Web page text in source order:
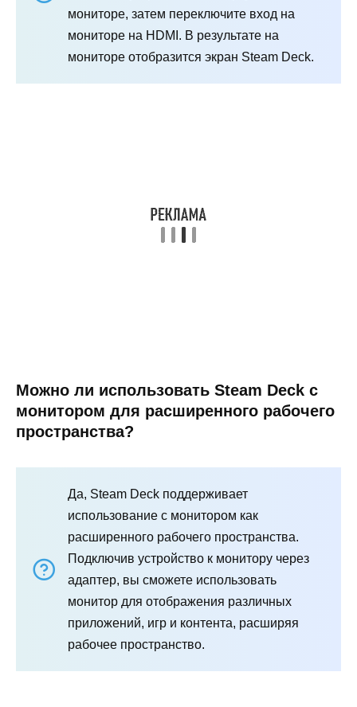
мониторе, затем переключите вход на
мониторе на HDMI. В результате на
мониторе отобразится экран Steam Deck.
Можно ли использовать Steam Deck с
монитором для расширенного рабочего
пространства?
Да, Steam Deck поддерживает
использование с монитором как
расширенного рабочего пространства.
Подключив устройство к монитору через
адаптер, вы сможете использовать
монитор для отображения различных
приложений, игр и контента, расширяя
рабочее пространство.